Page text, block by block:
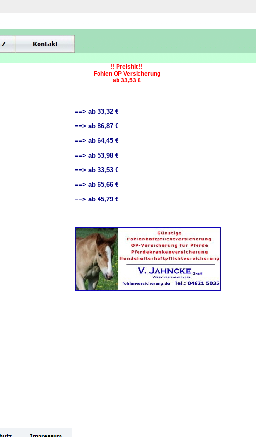
!! Preishit !!
Fohlen OP Versicherung
ab 33,53 €
==> ab 33,32 €
==> ab 86,87 €
==> ab 64,45 €
==> ab 53,98 €
==> ab 33,53 €
==> ab 65,66 €
==> ab 45,79 €